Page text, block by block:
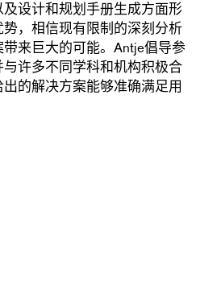
设计和规划手册生成方面形
，相信现有限制的深刻分析
来巨大的可能。Antje倡导参
许多不同学科和机构积极合
的解决方案能够准确满足用